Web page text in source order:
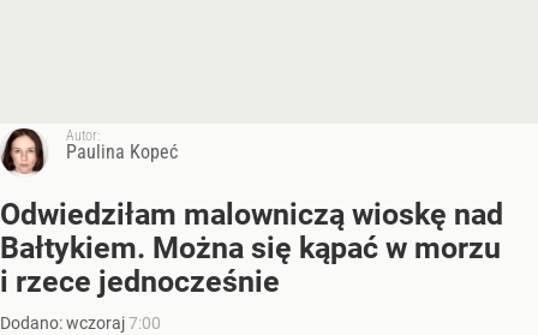
Autor:
Paulina Kopeć
Odwiedziłam malowniczą wioskę nad
Bałtykiem. Można się kąpać w morzu
i rzece jednocześnie
Dodano:wczoraj7:00